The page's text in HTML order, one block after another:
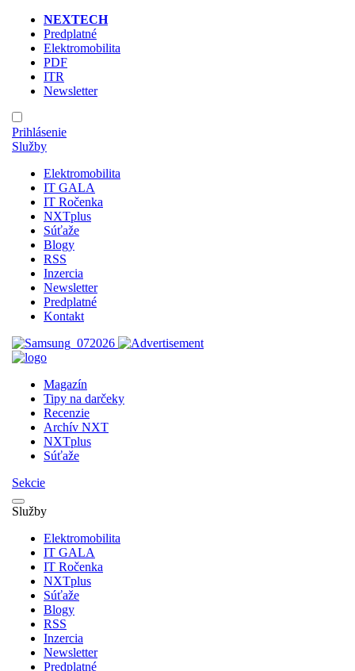
NEXTECH
Predplatné
Elektromobilita
PDF
ITR
Newsletter
Prihlásenie
Služby
Elektromobilita
IT GALA
IT Ročenka
NXTplus
Súťaže
Blogy
RSS
Inzercia
Newsletter
Predplatné
Kontakt
Magazín
Tipy na darčeky
Recenzie
Archív NXT
NXTplus
Súťaže
Sekcie
Služby
Elektromobilita
IT GALA
IT Ročenka
NXTplus
Súťaže
Blogy
RSS
Inzercia
Newsletter
Predplatné